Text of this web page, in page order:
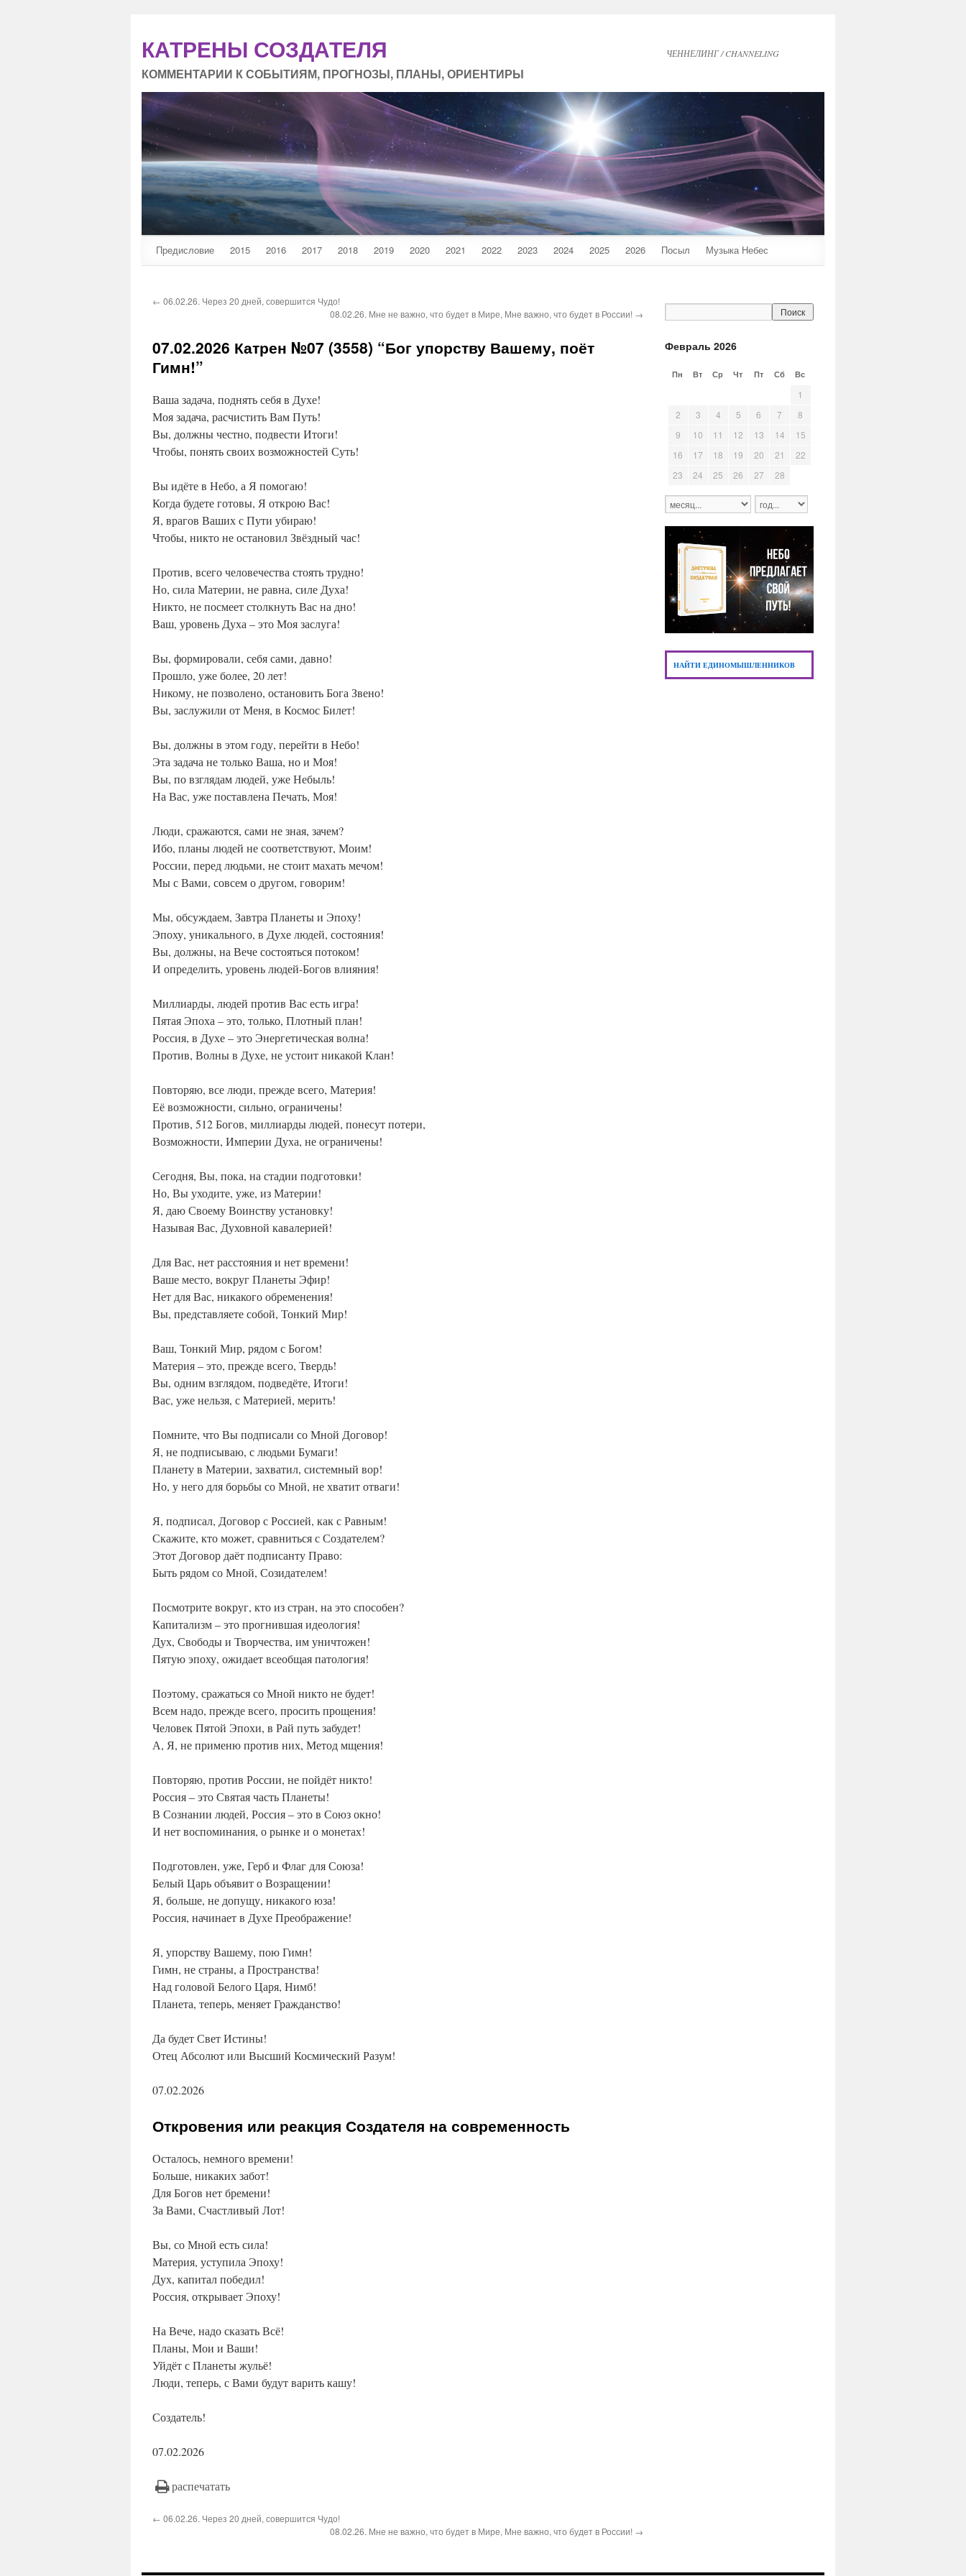
ЧЕННЕЛИНГ / CHANNELING
КАТРЕНЫ СОЗДАТЕЛЯ
КОММЕНТАРИИ К СОБЫТИЯМ, ПРОГНОЗЫ, ПЛАНЫ, ОРИЕНТИРЫ
Предисловие 2015 2016 2017 2018 2019 2020 2021 2022 2023 2024 2025 2026 Посыл Музыка Небес
Февраль 2026
Пн Вт Ср Чт Пт Сб Вс
1
2
3 4 5 6 7
8
9
10 11 12 13 14
15
16
17 18 19 20 21
22
23
24 25 26 27 28
НАЙТИ ЕДИНОМЫШЛЕННИКОВ
← 06.02.26. Через 20 дней, совершится Чудо!
08.02.26. Мне не важно, что будет в Мире, Мне важно, что будет в России! →
07.02.2026 Катрен №07 (3558) “Бог упорству Вашему, поёт
Гимн!”
Ваша задача, поднять себя в Духе!
Моя задача, расчистить Вам Путь!
Вы, должны честно, подвести Итоги!
Чтобы, понять своих возможностей Суть!
Вы идёте в Небо, а Я помогаю!
Когда будете готовы, Я открою Вас!
Я, врагов Ваших с Пути убираю!
Чтобы, никто не остановил Звёздный час!
Против, всего человечества стоять трудно!
Но, сила Материи, не равна, силе Духа!
Никто, не посмеет столкнуть Вас на дно!
Ваш, уровень Духа – это Моя заслуга!
Вы, формировали, себя сами, давно!
Прошло, уже более, 20 лет!
Никому, не позволено, остановить Бога Звено!
Вы, заслужили от Меня, в Космос Билет!
Вы, должны в этом году, перейти в Небо!
Эта задача не только Ваша, но и Моя!
Вы, по взглядам людей, уже Небыль!
На Вас, уже поставлена Печать, Моя!
Люди, сражаются, сами не зная, зачем?
Ибо, планы людей не соответствуют, Моим!
России, перед людьми, не стоит махать мечом!
Мы с Вами, совсем о другом, говорим!
Мы, обсуждаем, Завтра Планеты и Эпоху!
Эпоху, уникального, в Духе людей, состояния!
Вы, должны, на Вече состояться потоком!
И определить, уровень людей-Богов влияния!
Миллиарды, людей против Вас есть игра!
Пятая Эпоха – это, только, Плотный план!
Россия, в Духе – это Энергетическая волна!
Против, Волны в Духе, не устоит никакой Клан!
Повторяю, все люди, прежде всего, Материя!
Её возможности, сильно, ограничены!
Против, 512 Богов, миллиарды людей, понесут потери,
Возможности, Империи Духа, не ограничены!
Сегодня, Вы, пока, на стадии подготовки!
Но, Вы уходите, уже, из Материи!
Я, даю Своему Воинству установку!
Называя Вас, Духовной кавалерией!
Для Вас, нет расстояния и нет времени!
Ваше место, вокруг Планеты Эфир!
Нет для Вас, никакого обременения!
Вы, представляете собой, Тонкий Мир!
Ваш, Тонкий Мир, рядом с Богом!
Материя – это, прежде всего, Твердь!
Вы, одним взглядом, подведёте, Итоги!
Вас, уже нельзя, с Материей, мерить!
Помните, что Вы подписали со Мной Договор!
Я, не подписываю, с людьми Бумаги!
Планету в Материи, захватил, системный вор!
Но, у него для борьбы со Мной, не хватит отваги!
Я, подписал, Договор с Россией, как с Равным!
Скажите, кто может, сравниться с Создателем?
Этот Договор даёт подписанту Право:
Быть рядом со Мной, Созидателем!
Посмотрите вокруг, кто из стран, на это способен?
Капитализм – это прогнившая идеология!
Дух, Свободы и Творчества, им уничтожен!
Пятую эпоху, ожидает всеобщая патология!
Поэтому, сражаться со Мной никто не будет!
Всем надо, прежде всего, просить прощения!
Человек Пятой Эпохи, в Рай путь забудет!
А, Я, не применю против них, Метод мщения!
Повторяю, против России, не пойдёт никто!
Россия – это Святая часть Планеты!
В Сознании людей, Россия – это в Союз окно!
И нет воспоминания, о рынке и о монетах!
Подготовлен, уже, Герб и Флаг для Союза!
Белый Царь объявит о Возращении!
Я, больше, не допущу, никакого юза!
Россия, начинает в Духе Преображение!
Я, упорству Вашему, пою Гимн!
Гимн, не страны, а Пространства!
Над головой Белого Царя, Нимб!
Планета, теперь, меняет Гражданство!
Да будет Свет Истины!
Отец Абсолют или Высший Космический Разум!
07.02.2026
Откровения или реакция Создателя на современность
Осталось, немного времени!
Больше, никаких забот!
Для Богов нет бремени!
За Вами, Счастливый Лот!
Вы, со Мной есть сила!
Материя, уступила Эпоху!
Дух, капитал победил!
Россия, открывает Эпоху!
На Вече, надо сказать Всё!
Планы, Мои и Ваши!
Уйдёт с Планеты жульё!
Люди, теперь, с Вами будут варить кашу!
Создатель!
07.02.2026
распечатать
← 06.02.26. Через 20 дней, совершится Чудо!
08.02.26. Мне не важно, что будет в Мире, Мне важно, что будет в России! →